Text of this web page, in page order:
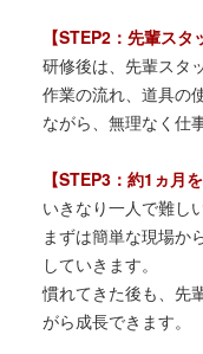
【STEP2：先輩スタ
研修後は、先輩スタ
作業の流れ、道具の
ながら、無理なく仕
【STEP3：約1ヵ月
いきなり一人で難し
まずは簡単な現場か
していきます。
慣れてきた後も、先
がら成長できます。